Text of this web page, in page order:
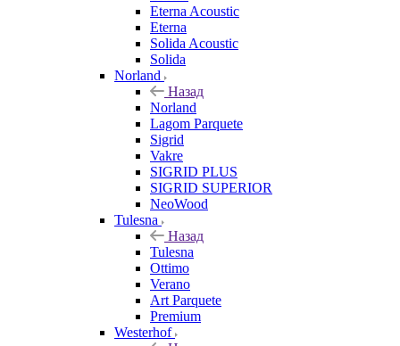
Eterna Acoustic
Eterna
Solida Acoustic
Solida
Norland
Назад
Norland
Lagom Parquete
Sigrid
Vakre
SIGRID PLUS
SIGRID SUPERIOR
NeoWood
Tulesna
Назад
Tulesna
Ottimo
Verano
Art Parquete
Premium
Westerhof